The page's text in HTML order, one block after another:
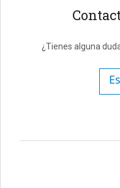
¿Tienes alguna